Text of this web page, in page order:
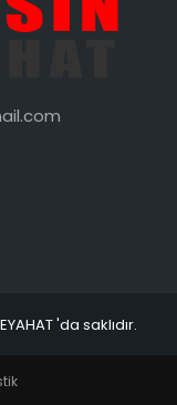
'da saklıdır.